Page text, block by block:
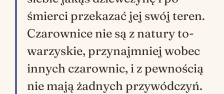
śmier­ci prze­ka­zać jej swój te­ren.
Cza­row­ni­ce nie są z na­tu­ry to­
wa­rzy­skie, przy­najm­niej wo­bec
in­nych cza­row­nic, i z pew­no­ścią
nie mają żad­nych przy­wód­czyń.